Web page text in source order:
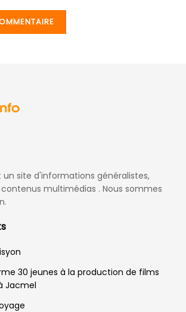
un site d'informations généralistes,
multimédias . Nous sommes
30 jeunes à la production de films
Jacmel